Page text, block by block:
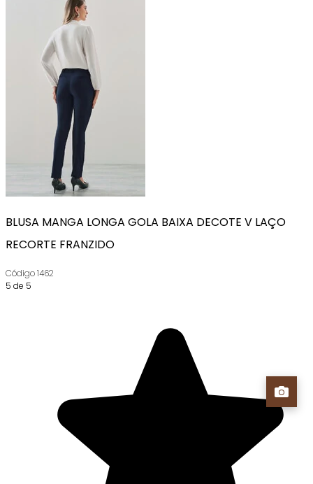
BLUSA MANGA LONGA GOLA BAIXA DECOTE V LAÇO
RECORTE FRANZIDO
Código1462
5 de 5